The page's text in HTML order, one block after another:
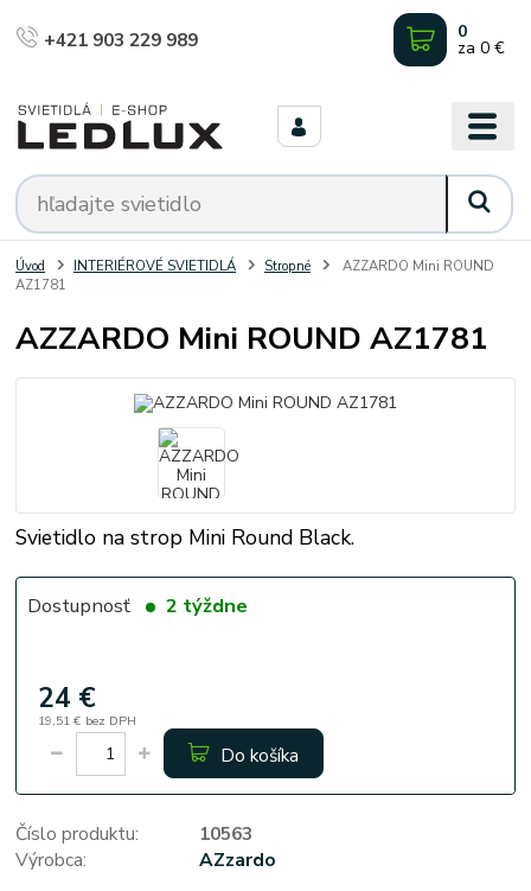
+421 903 229 989 0
za 0 €
Úvod INTERIÉROVÉ SVIETIDLÁ Stropné
AZZARDO Mini ROUND
AZ1781
AZZARDO Mini ROUND AZ1781
Svietidlo na strop Mini Round Black.
Dostupnosť 2 týždne
24 €
19,51 € bez DPH
Do košíka
Číslo produktu:
10563
Výrobca:
AZzardo